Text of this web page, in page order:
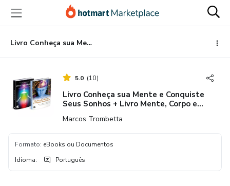
para
conteúdo
principal
para
pagamento
para
rodapé
Livro Conheça sua Mente e Conquiste Seus Sonhos + Livro Mente, Corpo e Espírito.
5.0 (10)
Livro Conheça sua Mente e Conquiste
Seus Sonhos + Livro Mente, Corpo e
Marcos Trombetta
Formato: eBooks ou Documentos
Idioma: Português